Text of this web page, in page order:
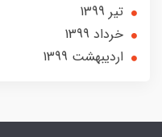
تير 1399
خرداد 1399
ارديبهشت 1399